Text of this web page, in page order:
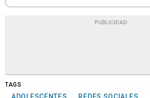
PUBLICIDAD
TAGS